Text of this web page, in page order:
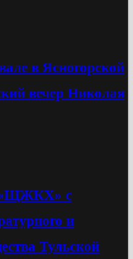
в Ясногорской
вечер Николая
«ЩЖКХ» с
и
Тульской